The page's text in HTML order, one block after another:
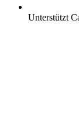
Unterstützt